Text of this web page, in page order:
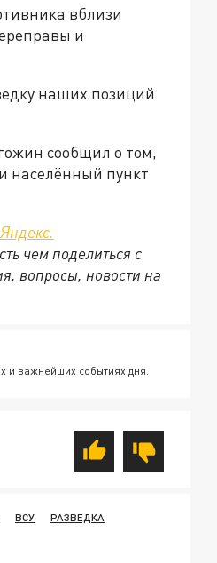
вблизи
и
наших позиций
сообщил о том,
населённый пункт
Яндекс.
чем поделиться с
вопросы, новости на
и важнейших событиях дня.
ВСУ
РАЗВЕДКА